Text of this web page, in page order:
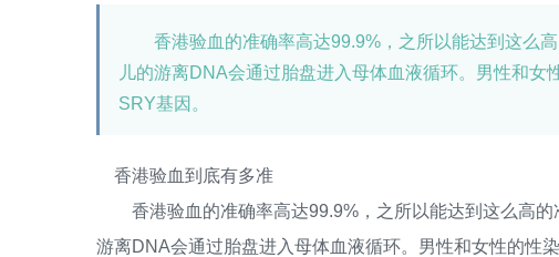
香港验血的准确率高达99.9%，之所以能达到这么高
儿的游离DNA会通过胎盘进入母体血液循环。男性和
SRY基因。
香港验血到底有多准
香港验血的准确率高达99.9%，之所以能达到这么高
游离DNA会通过胎盘进入母体血液循环。男性和女性的性